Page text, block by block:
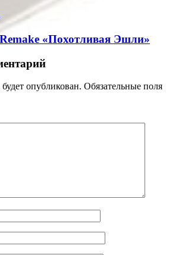
«Похотливая Эшли»
опубликован. Обязательные поля